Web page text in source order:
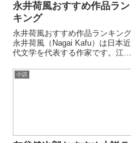
永井荷風おすすめ作品ラン
キング
永井荷風おすすめ作品ランキング
永井荷風（Nagai Kafu）は日本近
代文学を代表する作家です。江戸
融合させた独自の文学世界で知ら
小説